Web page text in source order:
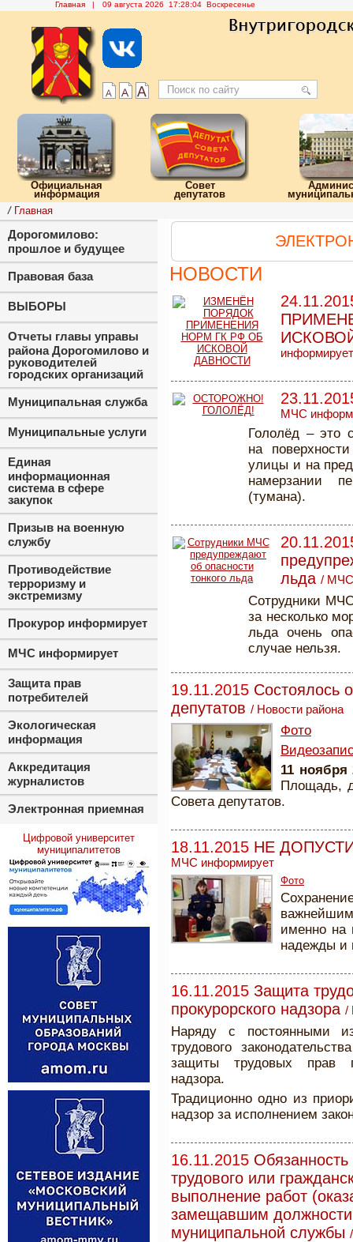
Главная | 09 августа 2026 17:28:05 Воскресенье
Официальная
информация
Совет
депутатов
/ Главная
НОВОСТИ
информирует
МЧС
Гололёд – это
на
улицы и на
намерзании
(тумана).
льда / МЧС
Сотрудники
за несколько
льда очень
случае нельзя.
19.11.2015 Состоялось
депутатов / Новости района
Фото
11 ноября
Площадь,
Совета депутатов.
18.11.2015 НЕ
МЧС информирует
Фото
именно на
надежды и
16.11.2015 Защита
прокурорского надзора /
Наряду с постоянными
трудового
защиты трудовых прав
надзора.
Традиционно одно из
надзор за исполнением
16.11.2015
трудового или
выполнение работ
замещавшим должности
муниципальной службы
Дорогомилово:
прошлое и будущее
Правовая база
ВЫБОРЫ
Отчеты главы управы
района Дорогомилово и
руководителей
городских организаций
Муниципальная служба
Муниципальные услуги
Единая
информационная
система в сфере
закупок
Призыв на военную
службу
Противодействие
терроризму и
экстремизму
Прокурор информирует
МЧС информирует
Защита прав
потребителей
Экологическая
информация
Аккредитация
журналистов
Электронная приемная
Цифровой университет
муниципалитетов